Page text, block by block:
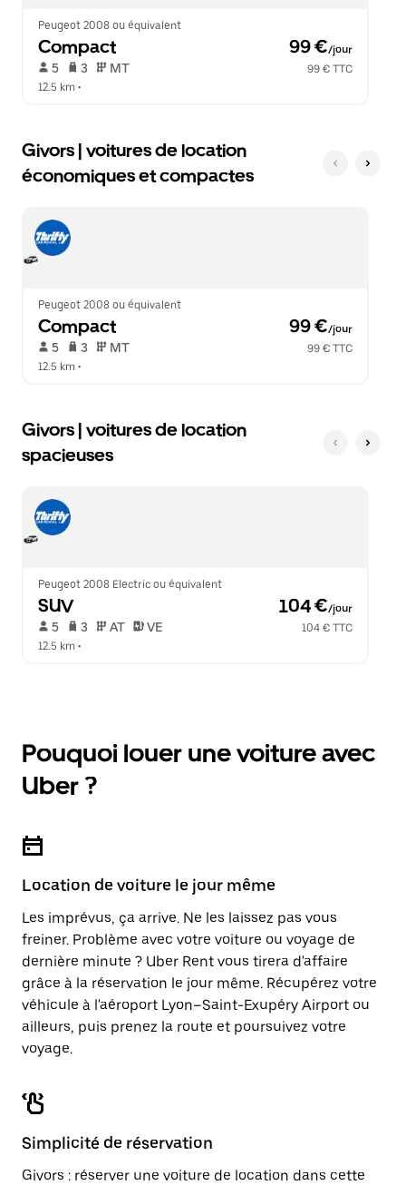
calendrier.
Peugeot 2008 ou équivalent
Compact 99 €/jour
5 3 MT
99 € TTC
12.5 km •
Givors | voitures de location
économiques et compactes
Peugeot 2008 ou équivalent
Compact 99 €/jour
5 3 MT
99 € TTC
12.5 km •
Givors | voitures de location
spacieuses
Peugeot 2008 Electric ou équivalent
SUV 104 €/jour
5 3 AT VE
104 € TTC
12.5 km •
Pouquoi louer une voiture avec
Uber ?
Location de voiture le jour même
Les imprévus, ça arrive. Ne les laissez pas vous
freiner. Problème avec votre voiture ou voyage de
dernière minute ? Uber Rent vous tirera d'affaire
grâce à la réservation le jour même. Récupérez votre
véhicule à l'aéroport Lyon–Saint-Exupéry Airport ou
ailleurs, puis prenez la route et poursuivez votre
voyage.
Simplicité de réservation
Givors : réserver une voiture de location dans cette